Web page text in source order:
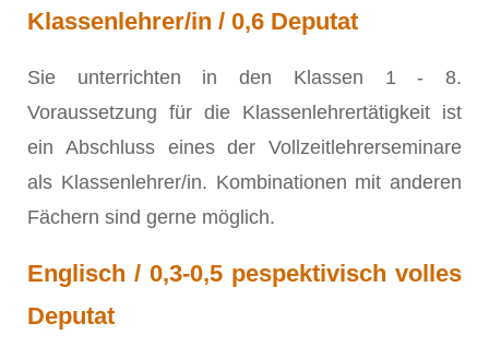
Klassenlehrer/in / 0,6 Deputat
Sie unterrichten in den Klassen 1 - 8.
Voraussetzung für die Klassenlehrertätigkeit ist
ein Abschluss eines der Vollzeitlehrerseminare
als Klassenlehrer/in. Kombinationen mit anderen
Fächern sind gerne möglich.
Englisch / 0,3-0,5 pespektivisch volles
Deputat